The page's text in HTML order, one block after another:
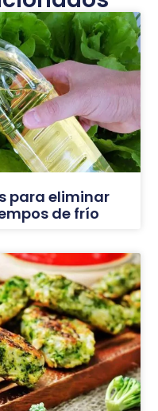
para eliminar
de frío